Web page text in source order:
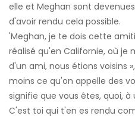
elle et Meghan sont
d'avoir rendu cela possible.
'Meghan, je te dois cette
réalisé qu'en Californie, où je
d'un ami, nous étions voisins
moins ce qu'on appelle des
signifie que vous êtes, quoi,
C'est toi qui t'en es rendu